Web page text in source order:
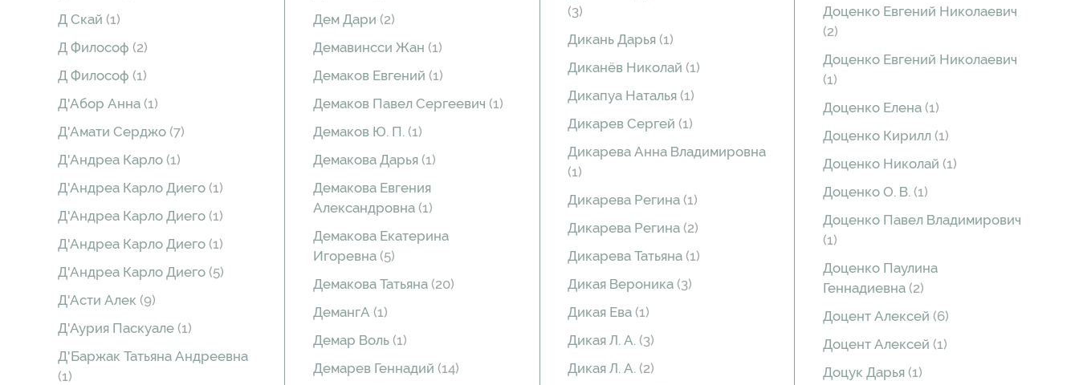
Д Скай (1)
Д Философ (2)
Д Философ (1)
Д'Абор Анна (1)
Д'Амати Серджо (7)
Д'Андреа Карло (1)
Д'Андреа Карло Диего (1)
Д'Андреа Карло Диего (1)
Д'Андреа Карло Диего (1)
Д'Андреа Карло Диего (5)
Д'Асти Алек (9)
Д'Аурия Паскуале (1)
Д'Баржак Татьяна Андреевна
(1)
Дем Дари (2)
Демавинсси Жан (1)
Демаков Евгений (1)
Демаков Павел Сергеевич (1)
Демаков Ю. П. (1)
Демакова Дарья (1)
Демакова Евгения
Александровна (1)
Демакова Екатерина
Игоревна (5)
Демакова Татьяна (20)
ДемангА (1)
Демар Воль (1)
Демарев Геннадий (14)
(3)
Дикань Дарья (1)
Диканёв Николай (1)
Дикапуа Наталья (1)
Дикарев Сергей (1)
Дикарева Анна Владимировна
(1)
Дикарева Регина (1)
Дикарева Регина (2)
Дикарева Татьяна (1)
Дикая Вероника (3)
Дикая Ева (1)
Дикая Л. А. (3)
Дикая Л. А. (2)
Доценко Евгений Николаевич
(2)
Доценко Евгений Николаевич
(1)
Доценко Елена (1)
Доценко Кирилл (1)
Доценко Николай (1)
Доценко О. В. (1)
Доценко Павел Владимирович
(1)
Доценко Паулина
Геннадиевна (2)
Доцент Алексей (6)
Доцент Алексей (1)
Доцук Дарья (1)